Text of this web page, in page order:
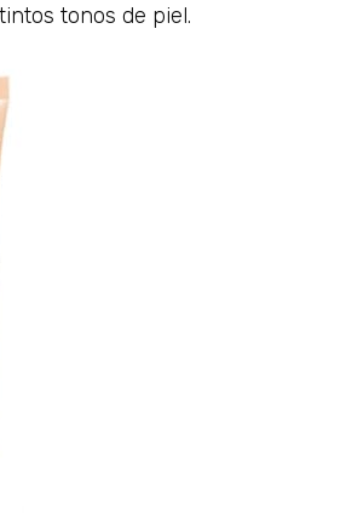
tonos de piel.